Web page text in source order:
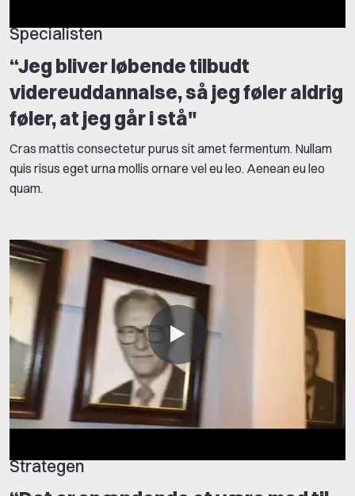
Specialisten
“Jeg bliver løbende tilbudt
videreuddannalse, så jeg føler aldrig
føler, at jeg går i stå"
Cras mattis consectetur purus sit amet fermentum. Nullam
quis risus eget urna mollis ornare vel eu leo. Aenean eu leo
quam.
Strategen